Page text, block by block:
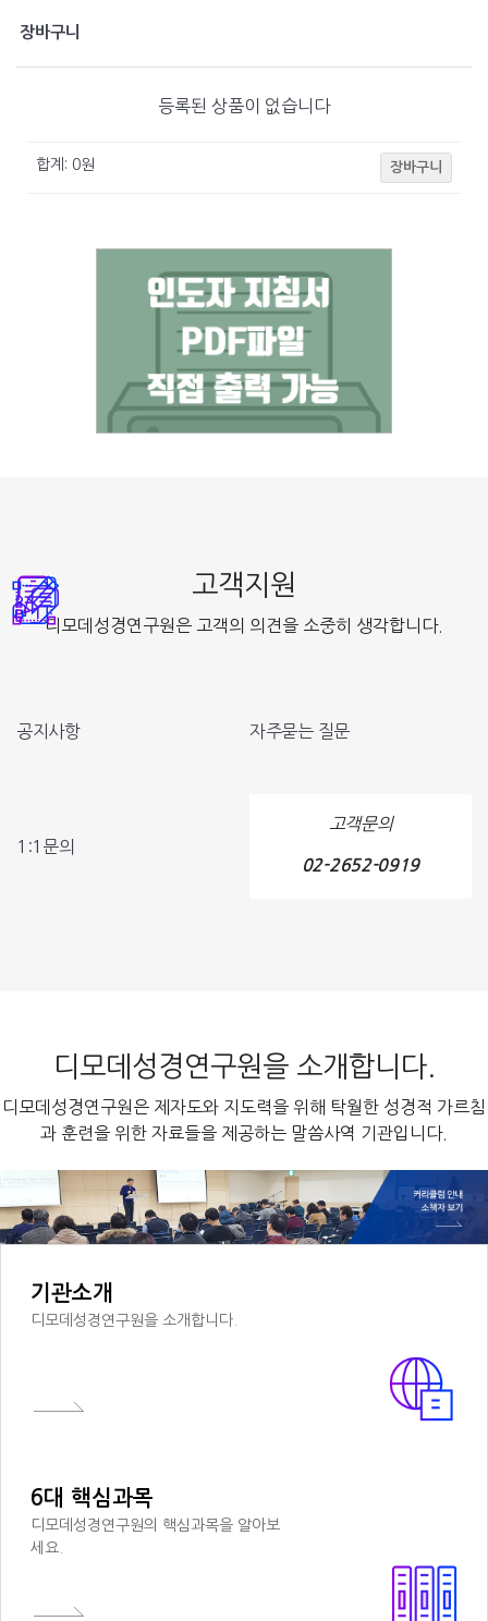
장바구니
등록된 상품이 없습니다
합계: 0원 장바구니
고객지원
디모데성경연구원은 고객의 의견을 소중히 생각합니다.
공지사항 자주묻는 질문
1:1문의
고객문의
02-2652-0919
디모데성경연구원을 소개합니다.
디모데성경연구원은 제자도와 지도력을 위해 탁월한 성경적 가르침
과 훈련을 위한 자료들을 제공하는 말씀사역 기관입니다.
기관소개
디모데성경연구원을 소개합니다.
6대 핵심과목
디모데성경연구원의 핵심과목을 알아보
세요.